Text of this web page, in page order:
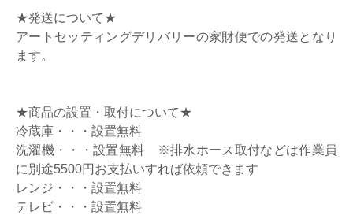
★発送について★
アートセッティングデリバリーの家財便での発送となり
ます。
★商品の設置・取付について★
冷蔵庫・・・設置無料
洗濯機・・・設置無料 ※排水ホース取付などは作業員
に別途5500円お支払いすれば依頼できます
レンジ・・・設置無料
テレビ・・・設置無料